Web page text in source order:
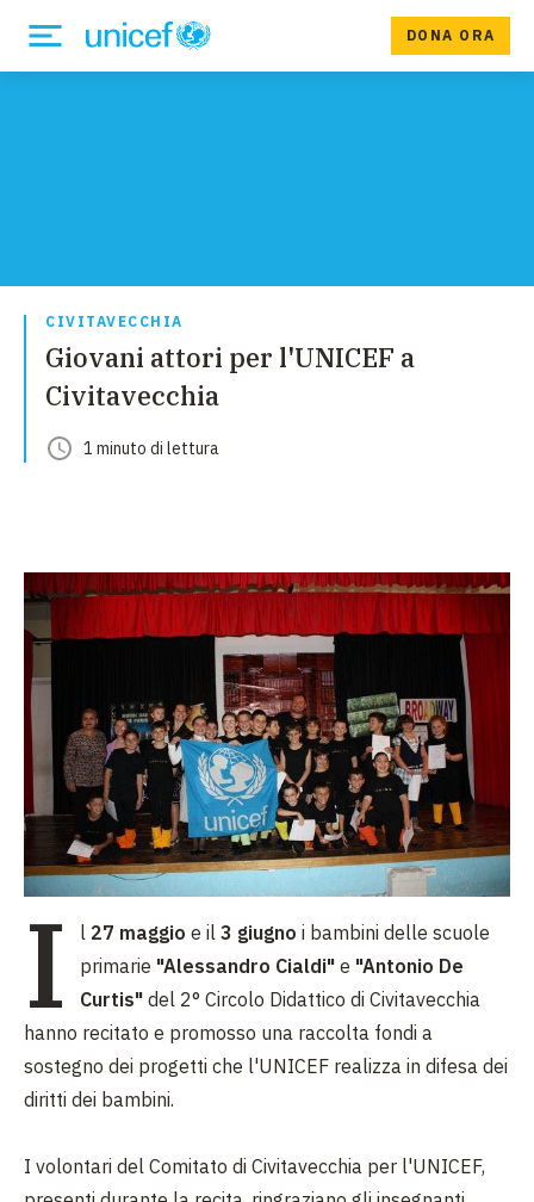
DONA ORA
CIVITAVECCHIA
Giovani attori per l'UNICEF a
Civitavecchia
1 minuto di lettura
I l 27 maggio e il 3 giugno i bambini delle scuole
primarie "Alessandro Cialdi" e "Antonio De
Curtis" del 2° Circolo Didattico di Civitavecchia
hanno recitato e promosso una raccolta fondi a
sostegno dei progetti che l'UNICEF realizza in difesa dei
diritti dei bambini.
I volontari del Comitato di Civitavecchia per l'UNICEF,